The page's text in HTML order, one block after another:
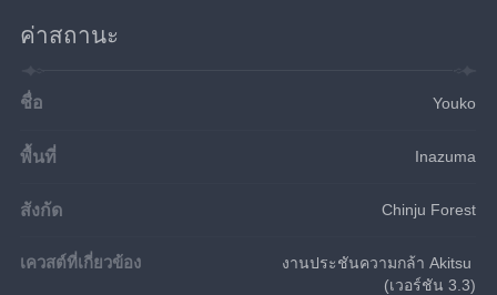
ค่าสถานะ
ชื่อ Youko
พื้นที่ Inazuma
สังกัด Chinju Forest
เควสต์ที่เกี่ยวข้อง
งานประชันความกล้า Akitsu
(เวอร์ชัน 3.3)